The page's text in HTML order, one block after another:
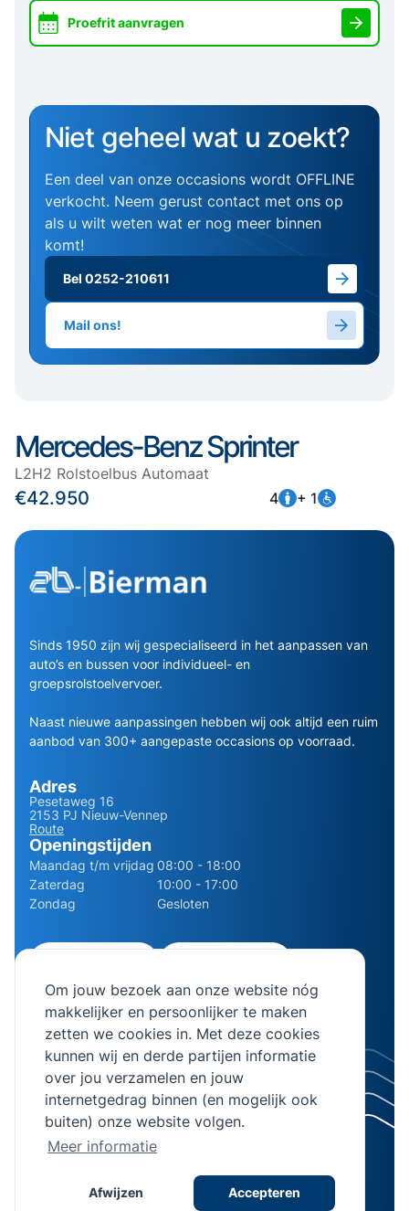
Om jouw bezoek aan onze website nóg
makkelijker en persoonlijker te maken
zetten we cookies in. Met deze cookies
kunnen wij en derde partijen informatie
over jou verzamelen en jouw
internetgedrag binnen (en mogelijk ook
buiten) onze website volgen.
Meer informatie
Afwijzen Accepteren
Proefrit aanvragen
Niet geheel wat u zoekt?
Een deel van onze occasions wordt OFFLINE
verkocht. Neem gerust contact met ons op
als u wilt weten wat er nog meer binnen
komt!
Bel 0252-210611
Mail ons!
Mercedes-Benz Sprinter
L2H2 Rolstoelbus Automaat
€42.950 4 + 1
Sinds 1950 zijn wij gespecialiseerd in het aanpassen van
auto’s en bussen voor individueel- en
groepsrolstoelvervoer.
Naast nieuwe aanpassingen hebben wij ook altijd een ruim
aanbod van 300+ aangepaste occasions op voorraad.
Adres
Pesetaweg 16
2153 PJ Nieuw-Vennep
Route
Openingstijden
Maandag t/m vrijdag 08:00 - 18:00
Zaterdag
10:00 - 17:00
Zondag
Gesloten
info@bierman.eu
© 2026 AB Bierman. Alle rechten voorbehouden.
KVK Nummer 28064982
Algemene voorwaarden